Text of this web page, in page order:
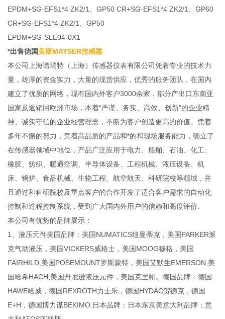
EPDM+SG-EFS1*4 ZK2/1、GP50 CR+SG-EFS1*4 ZK2/1、GP60
CR+SG-EFS1*4 ZK2/1、GP50
EPDM+SG-SLE04-0X1
*出售德国美斯MAYSER传感器
本公司上海谱瑞特（上海）传感器仪表有限公司凭着专业的技术力
量，雄厚的资金实力，大量的现货供应，优秀的服务团队，在国内
建立了优质的网络，现有国内外客户3000余家，部分产出口东南亚
国家及返销回欧洲市场，本着“严谨、务实、高效、创新”的企业精
神、诚实守信的企业经营理念，不断为客户创造更高的价值。凭着
多年不懈的努力，凭着高品质的产品和*的和现场服务能力，确立了
在传感器领域中地位，产品广泛应用于电力、船舶、石油、化工、
橡胶、纺织、暖通空调、半导体设备、工程机械、液压设备、机
床、锅炉、食品机械、生物工程、航空航天、科研院校等领域，并
且通过和科研院校及重点客户的合作开发了适合客户需求的自动化
控制和过程控制系统，受到广大国内外用户的信赖和高度评价.
本公司有优势的品牌展示：
1、液压元件美国品牌：美国NUMATICS纽曼蒂克，美国PARKER派
克气动液压，美国VICKERS威格士，美国MOOG穆格，美国
FAIRHILD,美国POSEMOUNT罗斯蒙特，美国艾默生EMERSON,美
国哈希HACH,美国丹尼逊液压元件，美国克里帕。德国品牌：德国
HAWE哈威，德国REXROTH力士乐，德国HYDAC贺德克，德国
E+H，德国博力谋BEKIMO.日本品牌：日本东京美意大利品牌：意